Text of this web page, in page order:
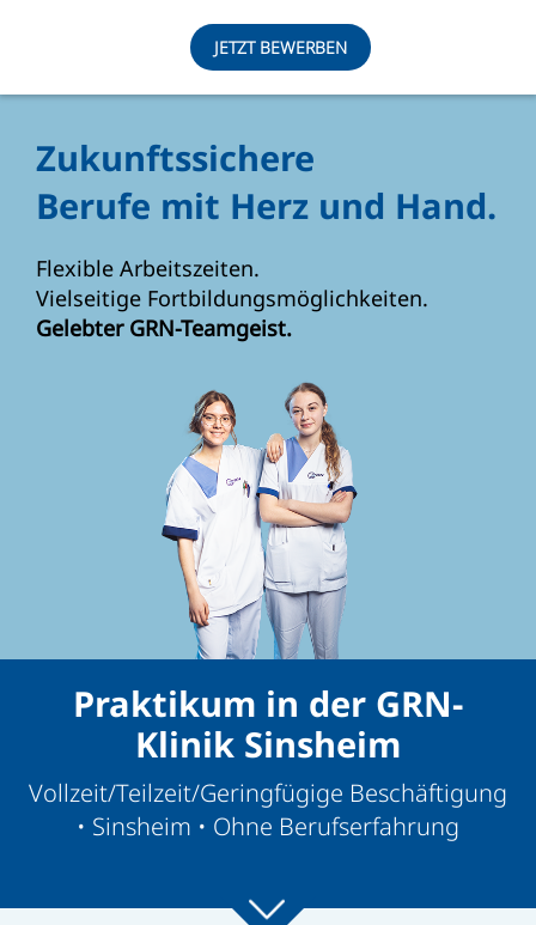
JETZT BEWERBEN
Zukunftssichere
Berufe mit Herz und Hand.
Flexible Arbeitszeiten.
Vielseitige Fortbildungsmöglichkeiten.
Gelebter GRN-Teamgeist.
Praktikum in der GRN-
Klinik Sinsheim
Vollzeit/Teilzeit/Geringfügige Beschäftigung
• Sinsheim • Ohne Berufserfahrung